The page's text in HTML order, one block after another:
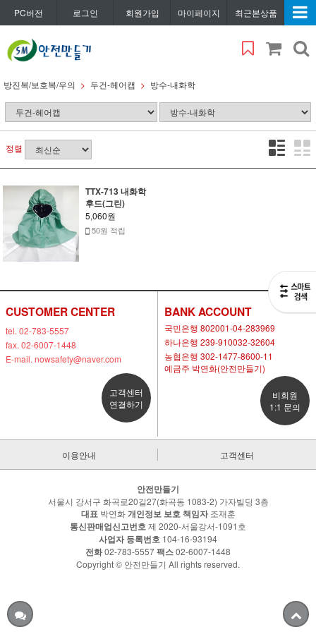
PC버전 로그인 회원가입 마이페이지 최근본상품
방진복/보호복/우의 두건-헤어캡 방수-내화학
정렬
TTX-713 내화학
후드(그린)
5,060원
50원 적립
CUSTOMER CENTER
tel. 02-783-5557
fax. 02-6007-1448
E-mail. nowsafety@naver.com
고객센터
연결하기
BANK ACCOUNT
국민은행 802001-04-283969
하나은행 239-910032-32604
농협은행 302-1477-8600-11
예금주 박연화(안전만들기)
비회원
1:1 문의
이용안내 고객센터
안전만들기
서울시 강서구 화곡로20길27(화곡동 1083-2) 가자빌딩 3층
대표 박연화개인정보 보호 책임자조재훈
통신판매업신고번호제 2020-서울강서-1091호
사업자 등록번호 104-16-93194
전화02-783-5557팩스02-6007-1448
Copyright © 안전만들기 All rights reserved.